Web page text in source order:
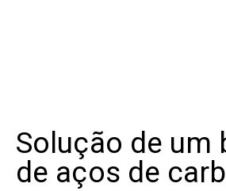
Solução de um
de aços de